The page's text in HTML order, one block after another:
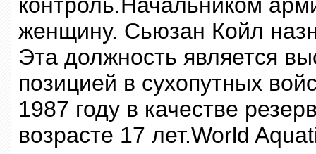
женщину. Сьюзан Койл
Эта должность является
позицией в сухопутных
1987 году в качестве
возрасте 17 лет.World